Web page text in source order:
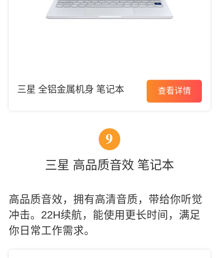
三星 全铝金属机身 笔记本 查看详情
9
三星 高品质音效 笔记本
高品质音效，拥有高清音质，带给你听觉
冲击。22H续航，能使用更长时间，满足
你日常工作需求。